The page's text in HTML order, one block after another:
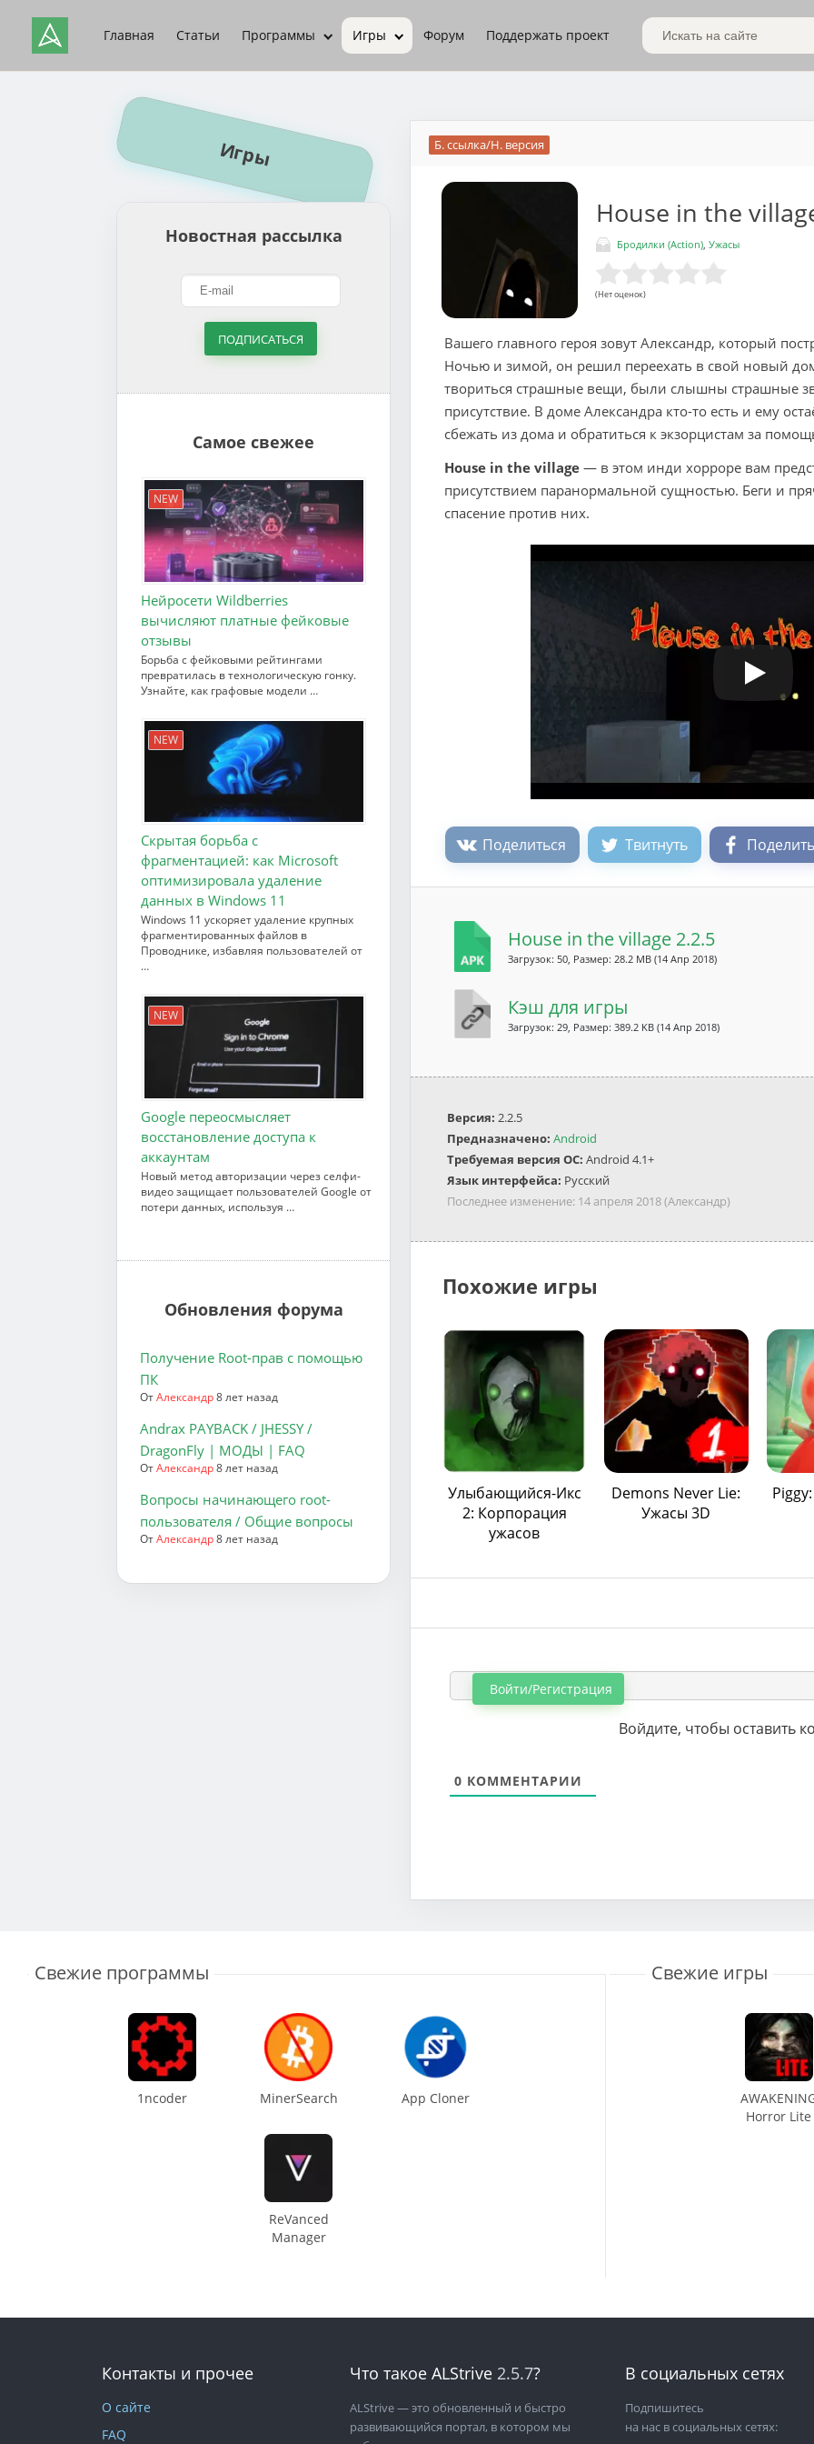
Главная Статьи Программы Игры Форум Поддержать проект Поиск по сайту
Игры Б. ссылка/Н. версия
House in the
Бродилки (Action) Ужасы
(Нет оценок)
Вашего главного героя зовут Александр, который
Ночью и зимой, он решил переехать в свой новый
твориться страшные вещи, были слышны страшные
присутствие. В доме Александра кто-то есть и ему
сбежать из дома и обратиться к экзорцистам за
House in the village — в этом инди хорроре вам
присутствием паранормальной сущностью. Беги и
спасение против них.
Поделиться Твитнуть
House in the village 2.2.5
Загрузок: 50, Размер: 28.2 MB (14 Апр 2018)
Кэш для игры
Загрузок: 29, Размер: 389.2 KB (14 Апр 2018)
Версия: 2.2.5
Предназначено: Android
Требуемая версия ОС: Android 4.1+
Язык интерфейса: Русский
Последнее изменение: 14 апреля 2018(Александр)
Похожие игры
Улыбающийся-Икс
2: Корпорация
ужасов
Demons Never Lie:
Ужасы 3D
Войти/Регистрация
Войдите, чтобы оставить
0 КОММЕНТАРИИ
Новостная рассылка
ПОДПИСАТЬСЯ
Самое свежее
NEW
Нейросети Wildberries
вычисляют платные фейковые
отзывы
Борьба с фейковыми рейтингами
превратилась в технологическую гонку.
Узнайте, как графовые модели …
NEW
Скрытая борьба с
фрагментацией: как Microsoft
оптимизировала удаление
данных в Windows 11
Windows 11 ускоряет удаление крупных
фрагментированных файлов в
Проводнике, избавляя пользователей от
…
NEW
Google переосмысляет
восстановление доступа к
аккаунтам
Новый метод авторизации через селфи-
видео защищает пользователей Google от
потери данных, используя …
Обновления форума
Получение Root-прав с помощью
ПК
ОтАлександр8 лет назад
Andrax PAYBACK / JHESSY /
DragonFly | МОДЫ | FAQ
ОтАлександр8 лет назад
Вопросы начинающего root-
пользователя / Общие вопросы
ОтАлександр8 лет назад
Свежие программы
1ncoder MinerSearch App Cloner
ReVanced
Manager
Свежие игры
Horror Lite
Контакты и прочее
О сайте
FAQ
Что такое ALStrive 2.5.7?
ALStrive— это обновленный и быстро
развивающийся портал, в котором мы
В социальных сетях
Подпишитесь
на нас в социальных сетях: